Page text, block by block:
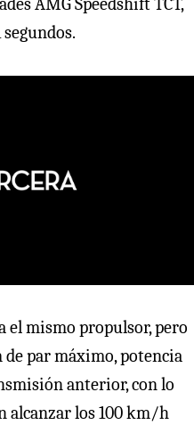
el mismo propulsor, pero
par máximo, potencia
anterior, con lo
alcanzar los 100 km/h